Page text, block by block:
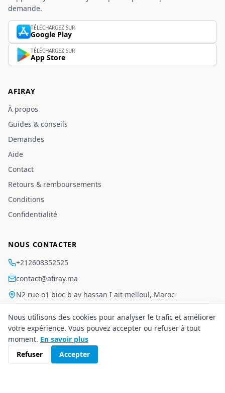
demande.
TÉLÉCHARGEZ SUR
Google Play
TÉLÉCHARGEZ SUR
App Store
AFIRAY
À propos
Guides & conseils
Demandes
Aide
Contact
Retours & remboursements
Conditions
Confidentialité
NOUS CONTACTER
+212608352525
contact@afiray.ma
N2 rue o1 bioc b av hassan I ait melloul, Maroc
©2026Afiray
Conditions
Nous utilisons des cookies pour analyser le trafic et améliorer
votre expérience. Vous pouvez accepter ou refuser à tout
moment. En savoir plus
Refuser
Accepter